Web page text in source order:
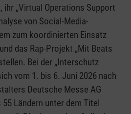
ihr „Virtual Operations Support
von Social-Media-
zum koordinierten Einsatz
das Rap-Projekt „Mit Beats
Bei der „Interschutz
vom 1. bis 6. Juni 2026 nach
Deutsche Messe AG
Ländern unter dem Titel